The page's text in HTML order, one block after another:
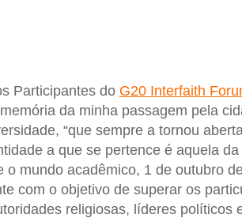
Participantes do G20 Interfaith
da minha passagem pela
“que sempre a tornou
a que se pertence é aquela
o mundo acadêmico, 1 de outubro
com o objetivo de superar os
religiosas, líderes políticos